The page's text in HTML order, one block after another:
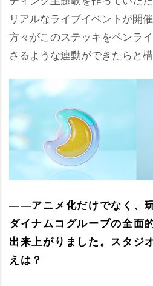
リアルなライブイベントが開
方々がこのステッキをペンラ
さるような連動ができたらと構
――アニメ化だけでなく、
ダイナムコグループの全面
出来上がりました。スタジ
えは？